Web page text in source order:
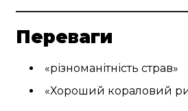
Переваги
різноманітність страв
Хороший кораловий